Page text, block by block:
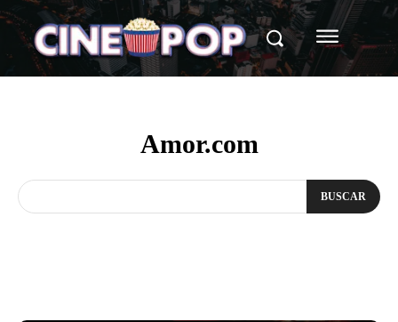
Amor.com
BUSCAR